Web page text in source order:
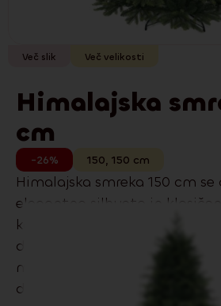
Več slik Več velikosti
Himalajska
cm
-26% 150, 150 cm
Himalajska smreka 150 cm se
elegantno silhueto in klasičen
kombinacijo iglic 3D PE in 2D
dvobarvnim učinkom. Odlično
modernim kot klasičnim
dolgo sodi med naše najbolje